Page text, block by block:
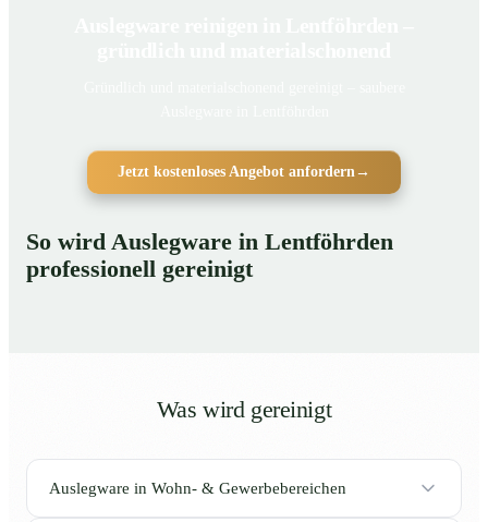
Jetzt kostenloses Angebot anfordern→
So wird Auslegware in Lentföhrden
professionell gereinigt
Was wird gereinigt
Auslegware in Wohn- & Gewerbebereichen